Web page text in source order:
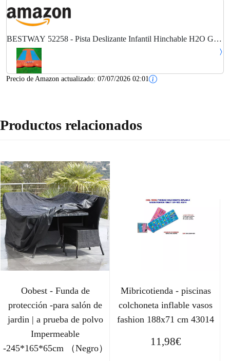
BESTWAY 52258 - Pista Deslizante Infantil Hinchable H2O Go!
Triple 549 cm con Conexión a Manguera de Jardín, Piscina Final y
Parche de Reparación Incluido...
Precio de Amazon actualizado: 07/07/2026 02:01
Productos relacionados
Oobest - Funda de
protección -para salón de
jardin | a prueba de polvo
Impermeable
-245*165*65cm （Negro）
Mibricotienda - piscinas
colchoneta inflable vasos
fashion 188x71 cm 43014
11,98€